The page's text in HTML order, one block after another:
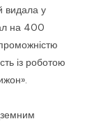
видала у
на 400
із роботою